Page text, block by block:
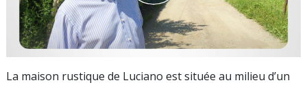
La maison rustique de Luciano est située au milieu d’un